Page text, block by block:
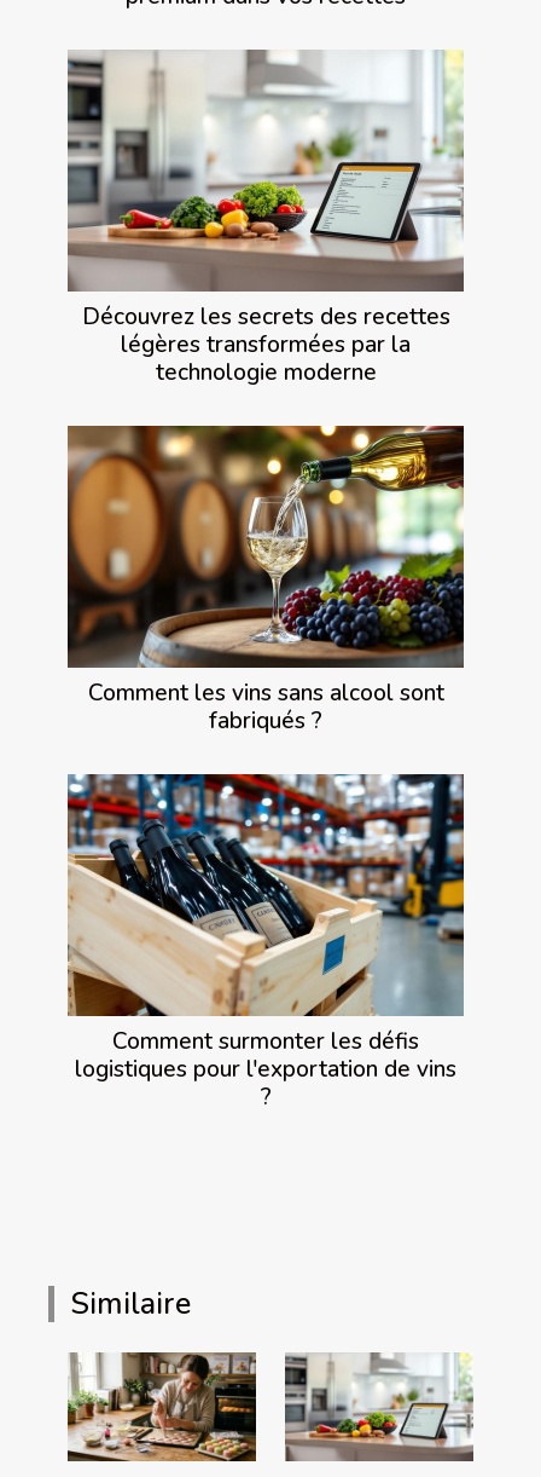
Découvrez les secrets des recettes
légères transformées par la
technologie moderne
Comment les vins sans alcool sont
fabriqués ?
Comment surmonter les défis
logistiques pour l'exportation de vins
?
Similaire